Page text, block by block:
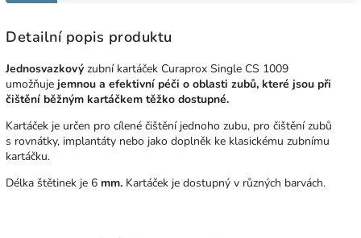
Detailní popis produktu
Jednosvazkový zubní kartáček Curaprox Single CS 1009
umožňuje jemnou a efektivní péči o oblasti zubů, které jsou při
čištění běžným kartáčkem těžko dostupné.
Kartáček je určen pro cílené čištění jednoho zubu, pro čištění zubů
s rovnátky, implantáty nebo jako doplněk ke klasickému zubnímu
kartáčku.
Délka štětinek je 6 mm. Kartáček je dostupný v různých barvách.